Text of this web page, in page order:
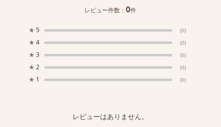
レビュー件数：0件
★ 5 (0)
★ 4 (0)
★ 3 (0)
★ 2 (0)
★ 1 (0)
レビューはありません。